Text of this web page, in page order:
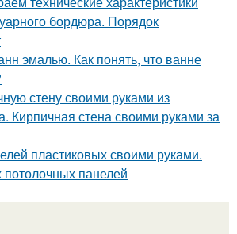
бордюра. Порядок
эмалью. Как понять, что ванне
стену своими руками из
Кирпичная стена своими руками за
пластиковых своими руками.
панелей